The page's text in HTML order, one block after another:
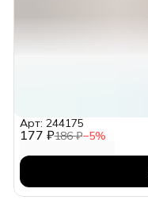
177 ₽186 ₽−5%
Арт: 244175